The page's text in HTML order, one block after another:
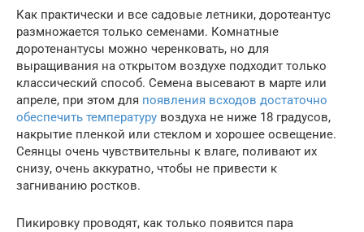
Как практически и все садовые летники, доротеантус
размножается только семенами. Комнатные
доротенантусы можно черенковать, но для
выращивания на открытом воздухе подходит только
классический способ. Семена высевают в марте или
апреле, при этом для появления всходов достаточно
обеспечить температуру воздуха не ниже 18 градусов,
накрытие пленкой или стеклом и хорошее освещение.
Сеянцы очень чувствительны к влаге, поливают их
снизу, очень аккуратно, чтобы не привести к
загниванию ростков.
Пикировку проводят, как только появится пара